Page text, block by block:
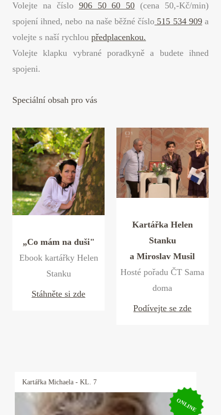
Volejte na číslo 906 50 60 50 (cena 50,-Kč/min)
spojení ihned, nebo na naše běžné číslo 515 534 909a
volejte s naší rychlou předplacenkou.
Volejte klapku vybrané poradkyně a budete ihned
spojeni.
Speciální obsah pro vás
„Co mám na duši"
Ebook kartářky Helen
Stanku
Stáhněte si zde
Kartářka Helen
Stanku
a Miroslav Musil
Hosté pořadu ČT Sama
doma
Podívejte se zde
Kartářka Michaela - KL. 7
ONLINE